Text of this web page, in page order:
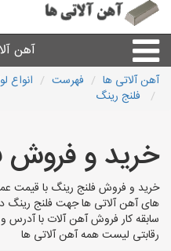
آهن
لوله
سایر
آهن آلاتی ها فهرست انواع
فلنج رینگ
خرید و فروش
خرید و فروش فلنج رینگ با قیمت
های آهن آلاتی ها جهت فلنج رینگ
سابقه کار فروش آهن آلات با
رقابتی لیست همه آهن آلاتی ها